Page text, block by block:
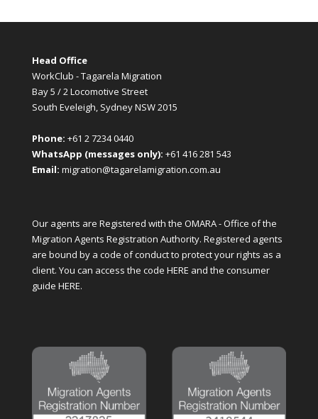
Head Office
WorkClub - Tagarela Migration
Bay 5 / 2 Locomotive Street
South Eveleigh, Sydney NSW 2015
Phone: +61 2 7234 0440
WhatsApp (messages only): +61 416 281 543
Email: migration@tagarelamigration.com.au
Our agents are Registered with the OMARA - Office of the
Migration Agents Registration Authority. Registered agents
are bound by a code of conduct to protect your rights as a
client. You can access the code HERE and the consumer
guide HERE.